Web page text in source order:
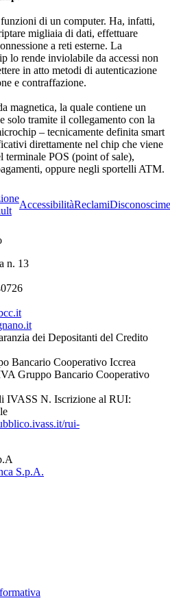
di un computer. Ha, infatti,
migliaia di dati, effettuare
a reti esterne. La
lo rende inviolabile da accessi non
in atto metodi di autenticazione
e contraffazione.
magnetica, la quale contiene un
tramite il collegamento con la
– tecnicamente definita smart
direttamente nel chip che viene
terminale POS (point of sale),
oppure negli sportelli ATM.
AccessibilitàReclami
n. 13
dei Depositanti del Credito
Bancario Cooperativo Iccrea
Gruppo Bancario Cooperativo
IVASS N. Iscrizione al RUI:
rui-
S.p.A.